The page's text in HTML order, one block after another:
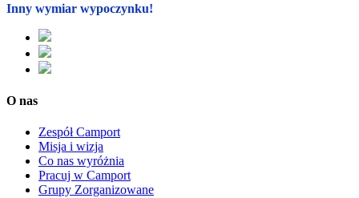
Inny wymiar wypoczynku!
O nas
Zespół Camport
Misja i wizja
Co nas wyróżnia
Pracuj w Camport
Grupy Zorganizowane